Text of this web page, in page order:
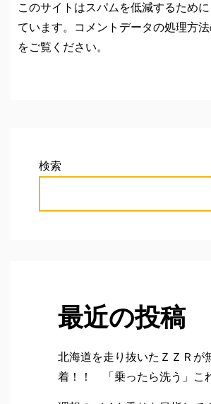
このサイトはスパムを低減するため
ています。
コメントデータの処理方
をご覧ください。
検索
最近の投稿
北海道を走り抜いたＺＺＲが
着！！ 「乗ったら洗う」こ